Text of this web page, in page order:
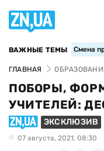
ВАЖНЫЕ ТЕМЫ Смена
ГЛАВНАЯ
ПОБОРЫ,
УЧИТЕЛЕЙ:
ЭКСКЛЮЗИВ
07 августа, 2021, 08:30